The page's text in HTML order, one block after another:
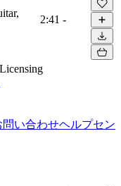
2:41 -
問い合わせヘルプセン